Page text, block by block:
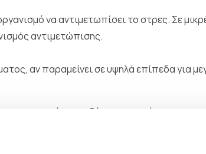
να αντιμετωπίσει το στρες. Σε
αντιμετώπισης.
αν παραμείνει σε υψηλά επίπεδα για
σμηγματογόνους αδένες να παράγουν
φλεγμονής.
όπως